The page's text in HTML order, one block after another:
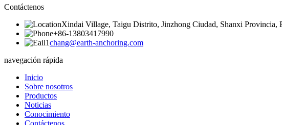
Contáctenos
Xindai Village, Taigu Distrito, Jinzhong Ciudad, Shanxi Provincia,
+86-13803417990
chang@earth-anchoring.com
navegación rápida
Inicio
Sobre nosotros
Productos
Noticias
Conocimiento
Contáctenos